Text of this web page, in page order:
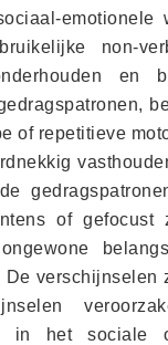
emotionele
non-
en
of repetitieve
of
De verschijnselen
in het sociale